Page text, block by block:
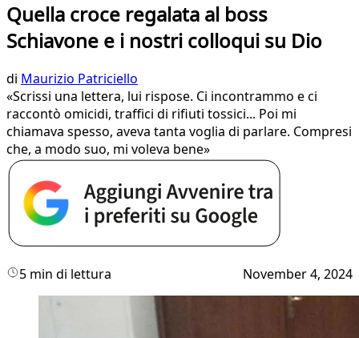
Quella croce regalata al boss
Schiavone e i nostri colloqui su Dio
di Maurizio Patriciello
«Scrissi una lettera, lui rispose. Ci incontrammo e ci
raccontò omicidi, traffici di rifiuti tossici... Poi mi
chiamava spesso, aveva tanta voglia di parlare. Compresi
che, a modo suo, mi voleva bene»
5 min di lettura November 4, 2024